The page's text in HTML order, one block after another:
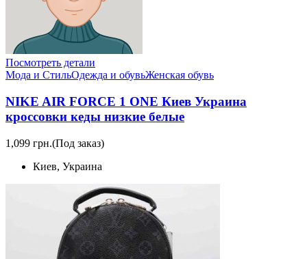
Посмотреть детали
Мода и СтильОдежда и обувьЖенская обувь
NIKE AIR FORCE 1 ONE Киев Украина
кроссовки кеды низкие белые
1,099 грн.(Под заказ)
Киев, Украина